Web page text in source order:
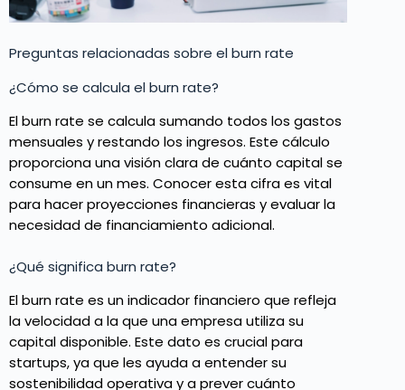
Preguntas relacionadas sobre el burn rate
¿Cómo se calcula el burn rate?
El burn rate se calcula sumando todos los gastos
mensuales y restando los ingresos. Este cálculo
proporciona una visión clara de cuánto capital se
consume en un mes. Conocer esta cifra es vital
para hacer proyecciones financieras y evaluar la
necesidad de financiamiento adicional.
¿Qué significa burn rate?
El burn rate es un indicador financiero que refleja
la velocidad a la que una empresa utiliza su
capital disponible. Este dato es crucial para
startups, ya que les ayuda a entender su
sostenibilidad operativa y a prever cuánto